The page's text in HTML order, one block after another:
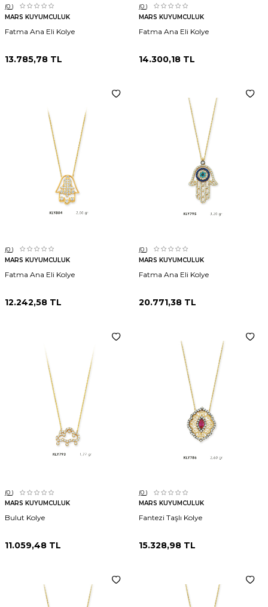
(0 )
MARS KUYUMCULUK
Fatma Ana Eli Kolye
13.785,78 TL
(0 )
MARS KUYUMCULUK
Fatma Ana Eli Kolye
14.300,18 TL
(0 )
MARS KUYUMCULUK
Fatma Ana Eli Kolye
12.242,58 TL
(0 )
MARS KUYUMCULUK
Fatma Ana Eli Kolye
20.771,38 TL
(0 )
MARS KUYUMCULUK
Bulut Kolye
11.059,48 TL
(0 )
MARS KUYUMCULUK
Fantezi Taşlı Kolye
15.328,98 TL